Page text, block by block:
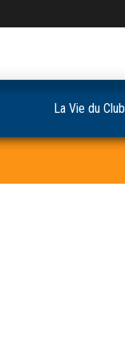
La Vie du Club